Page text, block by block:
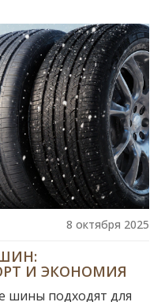
8 октября 2025
И ЭКОНОМИЯ
шины подходят для